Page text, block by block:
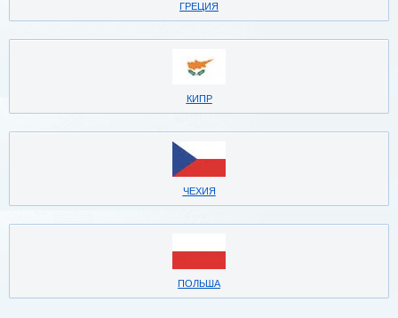
ГРЕЦИЯ
КИПР
ЧЕХИЯ
ПОЛЬША